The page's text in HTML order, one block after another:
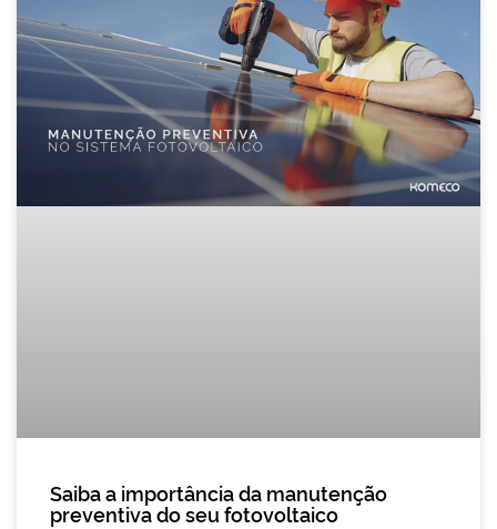
Saiba a importância da manutenção
preventiva do seu fotovoltaico